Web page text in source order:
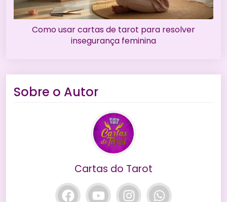
Como usar cartas de tarot para resolver
insegurança feminina
Sobre o Autor
Cartas do Tarot